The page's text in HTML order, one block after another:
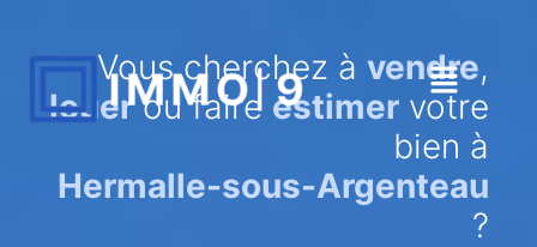
Vous cherchez à vendre,
louerou faire estimer votre
bien à
Hermalle-sous-Argenteau
?